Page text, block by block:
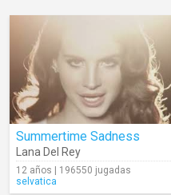
Summertime Sadness
Lana Del Rey
12 años | 196550 jugadas
selvatica